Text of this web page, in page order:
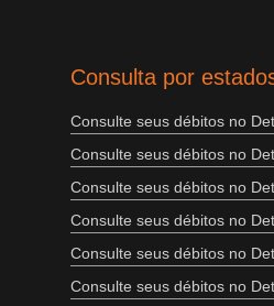
Consulta por
Consulte seus débitos no
Consulte seus débitos no
Consulte seus débitos no
Consulte seus débitos no
Consulte seus débitos no
Consulte seus débitos no